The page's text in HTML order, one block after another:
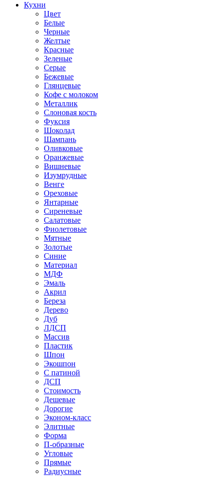
Кухни
Цвет
Белые
Черные
Желтые
Красные
Зеленые
Серые
Бежевые
Глянцевые
Кофе с молоком
Металлик
Слоновая кость
Фуксия
Шоколад
Шампань
Оливковые
Оранжевые
Вишневые
Изумрудные
Венге
Ореховые
Янтарные
Сиреневые
Салатовые
Фиолетовые
Мятные
Золотые
Синие
Материал
МДФ
Эмаль
Акрил
Береза
Дерево
Дуб
ЛДСП
Массив
Пластик
Шпон
Экошпон
С патиной
ДСП
Стоимость
Дешевые
Дорогие
Эконом-класс
Элитные
Форма
П-образные
Угловые
Прямые
Радиусные